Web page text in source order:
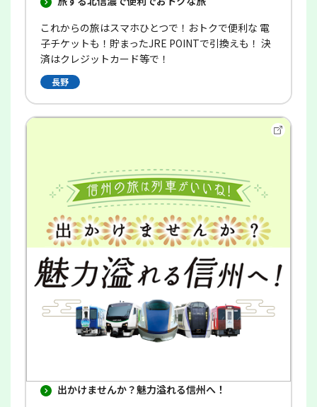
これからの旅はスマホひとつで！おトクで便利な 電
子チケットも！貯まったJRE POINTで引換えも！ 決
済はクレジットカード等で！
長野
出かけませんか？魅力溢れる信州へ！
別
き